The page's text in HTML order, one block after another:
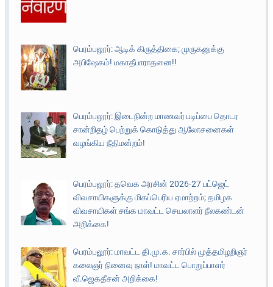
பெரம்பலூர்: ஆடிக் கிருத்திகை; முருகனுக்கு
அபிஷேகம்! மகாதீபாராதனை!!
பெரம்பலூர்: இடைநின்ற மாணவர் படிப்பை தொடர
சான்றிதழ் பெற்றுக் கொடுத்து ஆலோசனைகள்
வழங்கிய நீதிமன்றம்!
பெரம்பலூர்: தவெக அரசின் 2026-27 பட்ஜெட்
விவசாயிகளுக்கு மிகப்பெரிய ஏமாற்றம்; தமிழக
விவசாயிகள் சங்க மாவட்ட செயலாளர் நீலகண்டன்
அறிக்கை!
பெரம்பலூர்: மாவட்ட தி.மு.க. சார்பில் முத்தமிழறிஞர்
கலைஞர் நினைவு நாள்! மாவட்ட பொறுப்பாளர்
வீ.ஜெகதீசன் அறிக்கை!